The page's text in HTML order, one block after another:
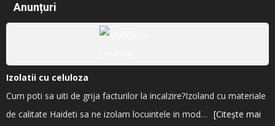
Anunțuri
Izolatii cu celuloza
Cum poti sa uiti de grija facturilor la incalzire?Izoland cu materiale
de calitate Haideti sa ne izolam locuintele in mod… [Citește mai